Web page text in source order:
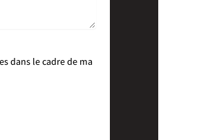
dans le cadre de ma